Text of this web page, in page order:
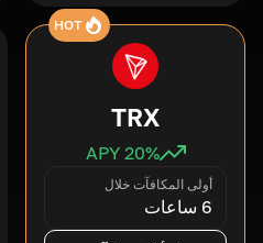
HOT
TRX
20% APY
أولى المكافآت خلال
6 ساعات